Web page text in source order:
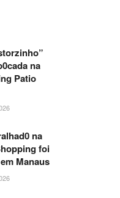
na
Patio
na
foi
Manaus